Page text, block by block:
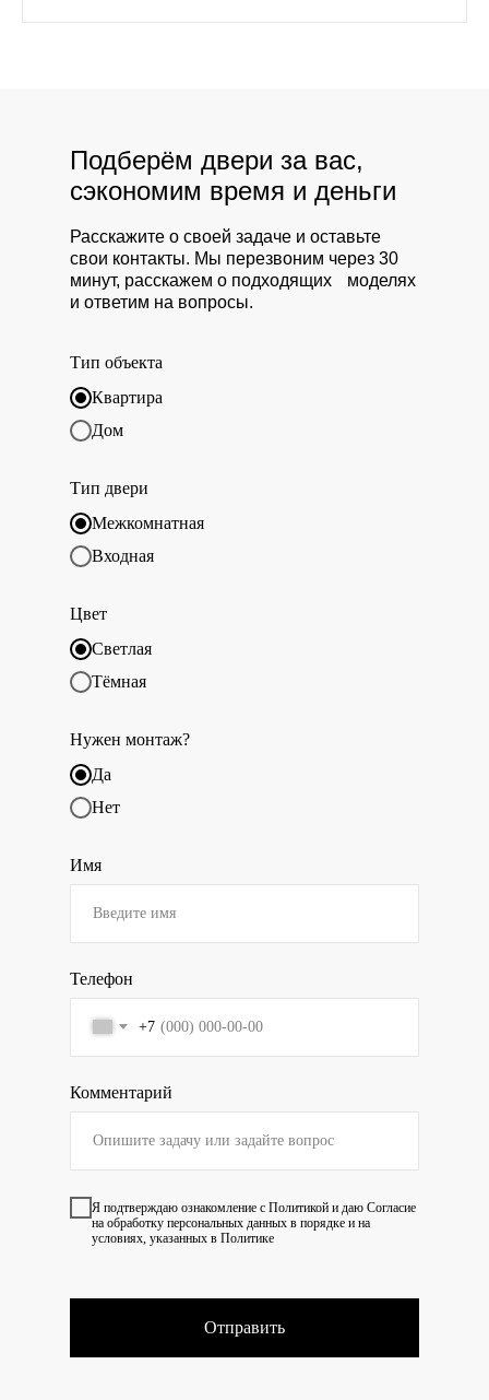
Тип объекта
Квартира
Дом
Тип двери
Межкомнатная
Входная
Цвет
Светлая
Тёмная
Нужен монтаж?
Да
Нет
Имя
Телефон
+7
Комментарий
Я подтверждаю ознакомление с Политикой и даю Согласие
на обработку персональных данных в порядке и на
условиях, указанных в Политике
Отправить
Расскажите о своей задаче и оставьте
свои контакты. Мы перезвоним через 30
минут, расскажем о подходящих моделях
и ответим на вопросы.
Подберём двери за вас,
сэкономим время и деньги